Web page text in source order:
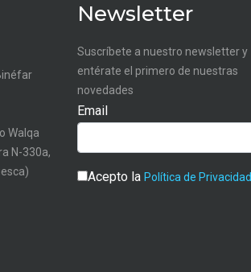
Walqa
N-330a,
Newsletter
Suscríbete a nuestro newsletter y
entérate el primero de nuestras
novedades
Email
Acepto la Política de Privacidad